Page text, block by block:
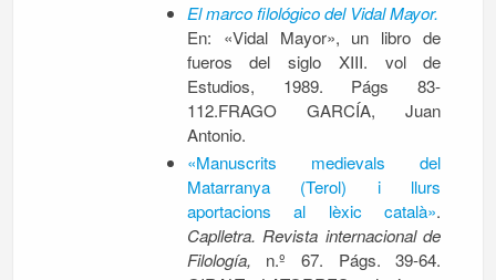
El marco filológico del Vidal Mayor.
En: «Vidal Mayor», un libro de
fueros del siglo XIII. vol de
Estudios, 1989. Págs 83-
112.FRAGO GARCÍA, Juan
Antonio.
«Manuscrits medievals del
Matarranya (Terol) i llurs
aportacions al lèxic català».
Caplletra. Revista internacional de
Filología, n.º 67. Págs. 39-64.